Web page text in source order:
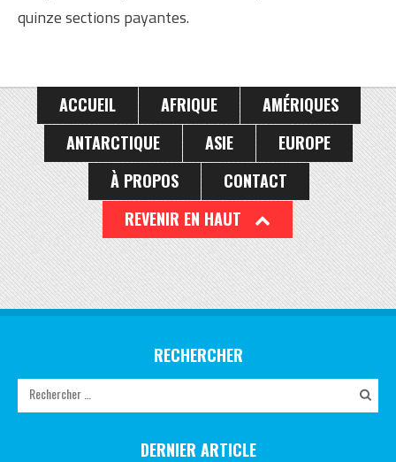
quinze sections payantes.
ACCUEIL AFRIQUE
AMÉRIQUES
ANTARCTIQUE
ASIE
EUROPE
À PROPOS
CONTACT
REVENIR EN HAUT
RECHERCHER
DERNIER ARTICLE